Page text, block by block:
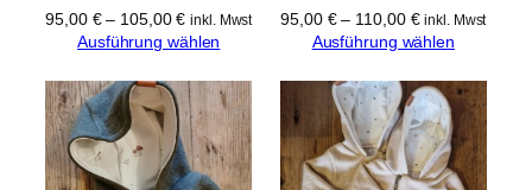
95,00 €– 105,00€ inkl. Mwst
Ausführung wählen
95,00 €– 110,00 € inkl. Mwst
Ausführung wählen